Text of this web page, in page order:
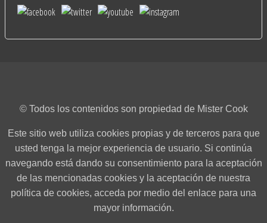
© Todos los contenidos son propiedad de Mister Cook
Este sitio web utiliza cookies propias y de terceros para que
usted tenga la mejor experiencia de usuario. Si continúa
navegando está dando su consentimiento para la aceptación
de las mencionadas cookies y la aceptación de nuestra
política de cookies, acceda por medio del enlace para una
mayor información.